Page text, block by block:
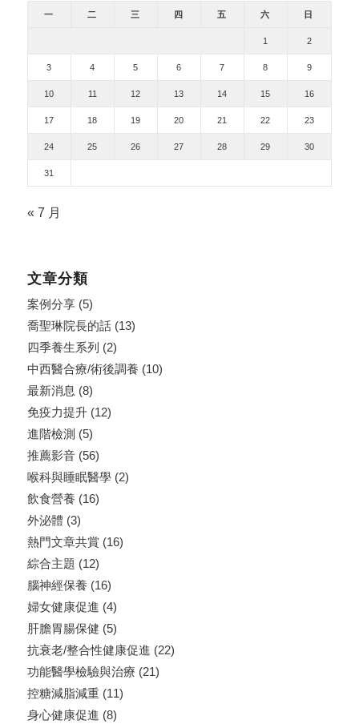
一 二 三 四 五 六 日
1 2
3 4 5 6 7 8 9
10 11 12 13 14 15 16
17 18 19 20 21 22 23
24 25 26 27 28 29 30
31
« 7 月
文章分類
案例分享(5)
喬聖琳院長的話(13)
四季養生系列 (2)
中西醫合療/術後調養 (10)
最新消息 (8)
免疫力提升(12)
進階檢測 (5)
推薦影音(56)
喉科與睡眠醫學(2)
飲食營養 (16)
外泌體 (3)
熱門文章共賞 (16)
綜合主題 (12)
腦神經保養 (16)
婦女健康促進 (4)
肝膽胃腸保健 (5)
抗衰老/整合性健康促進 (22)
功能醫學檢驗與治療 (21)
控糖減脂減重(11)
身心健康促進 (8)